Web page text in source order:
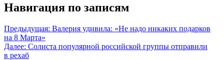
Навигация по записям
Предыдущая: Валерия удивила: «Не надо никаких подарков
на 8 Марта»
Далее: Солиста популярной российской группы отправили
в рехаб